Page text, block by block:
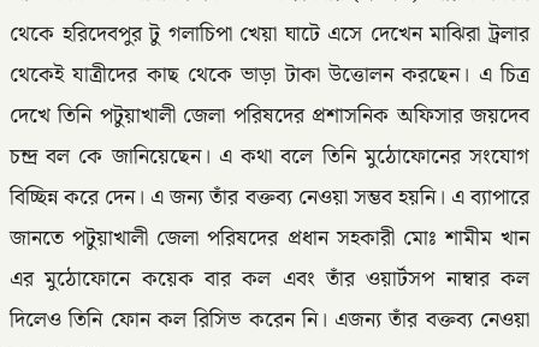
থেকে হরিদেবপুর টু গলাচিপা খেয়া ঘাটে এসে দেখেন মাঝিরা ট্রলার
থেকেই যাত্রীদের কাছ থেকে ভাড়া টাকা উত্তোলন করছেন। এ চিত্র
দেখে তিনি পটুয়াখালী জেলা পরিষদের প্রশাসনিক অফিসার জয়দেব
চন্দ্র বল কে জানিয়েছেন। এ কথা বলে তিনি মুঠোফোনের সংযোগ
বিচ্ছিন্ন করে দেন। এ জন্য তাঁর বক্তব্য নেওয়া সম্ভব হয়নি। এ ব্যাপারে
জানতে পটুয়াখালী জেলা পরিষদের প্রধান সহকারী মোঃ শামীম খান
এর মুঠোফোনে কয়েক বার কল এবং তাঁর ওয়ার্টসপ নাম্বার কল
দিলেও তিনি ফোন কল রিসিভ করেন নি। এজন্য তাঁর বক্তব্য নেওয়া